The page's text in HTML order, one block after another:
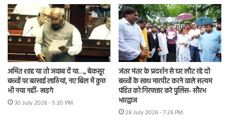
अमित शाह या तो जवाब दें या…., बेकसूर
बच्चों पर बरसाई लाठियां, नए बिल में कुछ
भी नया नहीं- खड़गे
30 July 2026 - 5:20 PM
जंतर मंतर के प्रदर्शन से घर लौट रहे दो
बच्चों के साथ मारपीट करने वाले सत्यम
पंडित को गिरफ्तार करे पुलिस- सौरभ
भारद्वाज
28 July 2026 - 7:26 PM